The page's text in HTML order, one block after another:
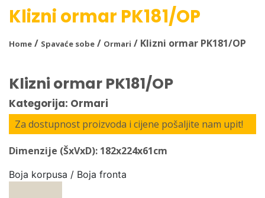
Klizni ormar PK181/OP
Home / Spavaće sobe / Ormari / Klizni ormar PK181/OP
Klizni ormar PK181/OP
Kategorija: Ormari
Za dostupnost proizvoda i cijene pošaljite nam upit!
Dimenzije (ŠxVxD): 182x224x61cm
Boja korpusa / Boja fronta